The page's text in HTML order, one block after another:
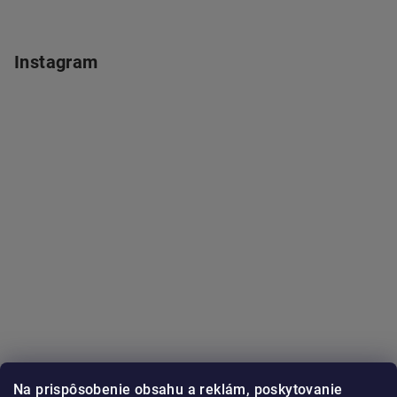
Na prispôsobenie obsahu a reklám, poskytovanie
Instagram